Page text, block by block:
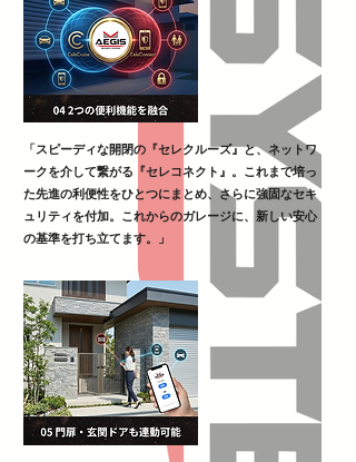
「スピーディな開閉の『セレクルーズ』と、ネットワ
ークを介して繋がる『セレコネクト』。これまで培っ
た先進の利便性をひとつにまとめ、さらに強固なセキ
ュリティを付加。これからのガレージに、新しい安心
の基準を打ち立てます。」